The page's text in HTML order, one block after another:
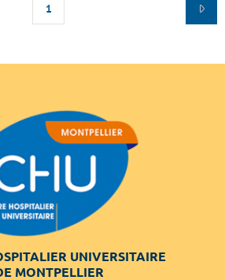
1
UNIVERSITAIRE
MONTPELLIER